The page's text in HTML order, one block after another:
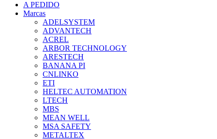
A PEDIDO
Marcas
ADELSYSTEM
ADVANTECH
ACREL
ARBOR TECHNOLOGY
ARESTECH
BANANA PI
CNLINKO
ETI
HELTEC AUTOMATION
LTECH
MBS
MEAN WELL
MSA SAFETY
METALTEX